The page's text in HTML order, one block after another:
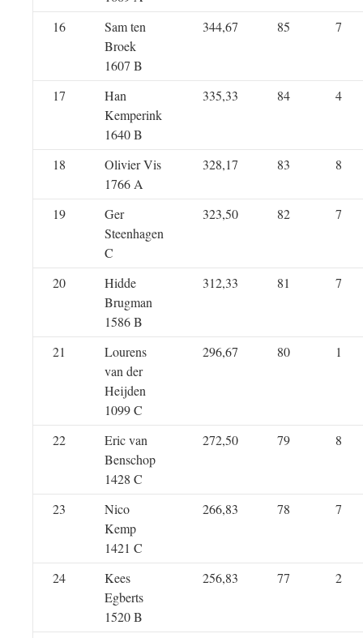
16
Sam ten
Broek
1607 B
344,67 85 7
17
Han
Kemperink
1640 B
335,33 84 4
18
Olivier Vis
1766 A
328,17 83 8
19
Ger
Steenhagen
C
323,50 82 7
20
Hidde
Brugman
1586 B
312,33 81 7
21
Lourens
van der
Heijden
1099 C
296,67 80 1
22
Eric van
Benschop
1428 C
272,50 79 8
23
Nico
Kemp
1421 C
266,83 78 7
24
Kees
Egberts
1520 B
256,83 77 2